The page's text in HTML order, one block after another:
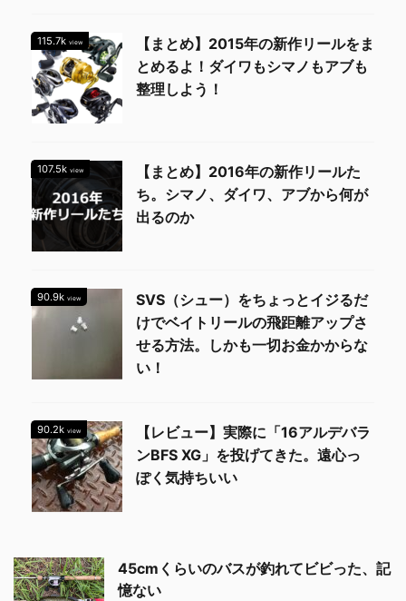
115.7k view
【まとめ】2015年の新作リールをま
とめるよ！ダイワもシマノもアブも
整理しよう！
107.5k view
【まとめ】2016年の新作リールた
ち。シマノ、ダイワ、アブから何が
出るのか
90.9k view
SVS（シュー）をちょっとイジるだ
けでベイトリールの飛距離アップさ
せる方法。しかも一切お金かからな
い！
90.2k view
【レビュー】実際に「16アルデバラ
ンBFS XG」を投げてきた。遠心っ
ぽく気持ちいい
45cmくらいのバスが釣れてビビった、記
憶ない